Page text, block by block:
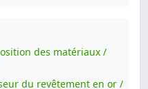
des matériaux /
du revêtement en or /